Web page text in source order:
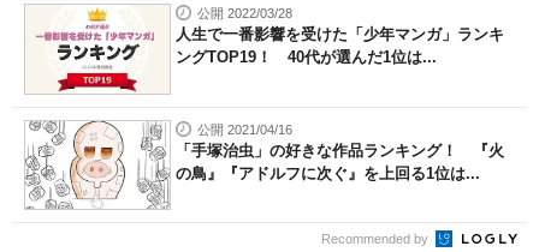
公開 2022/03/28
人生で一番影響を受けた「少年マンガ」ランキ
ングTOP19！ 40代が選んだ1位は...
公開 2021/04/16
「手塚治虫」の好きな作品ランキング！ 『火
の鳥』『アドルフに次ぐ』を上回る1位は...
Recommended by